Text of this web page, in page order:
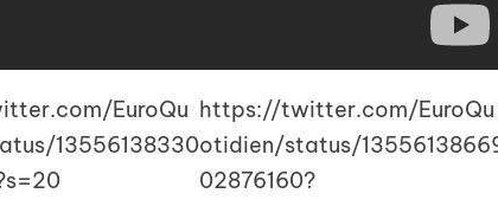
EuroQu
13556138330
https://twitter.com/EuroQu
otidien/status/
02876160?